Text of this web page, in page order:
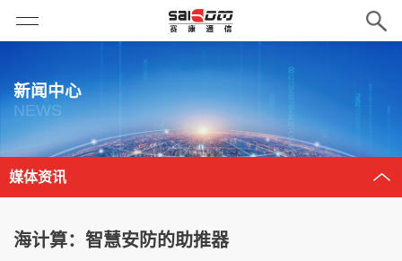
新闻中心
NEWS
媒体资讯
海计算：智慧安防的助推器